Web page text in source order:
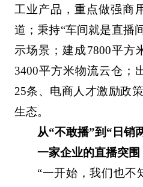
工业产品，重点做强商
道；秉持“车间就是直播
示场景；建成7800平方
3400平方米物流云仓；
25条、电商人才激励政
生态。
从“不敢播”到“日销
一家企业的直播突围
“一开始，我们也不